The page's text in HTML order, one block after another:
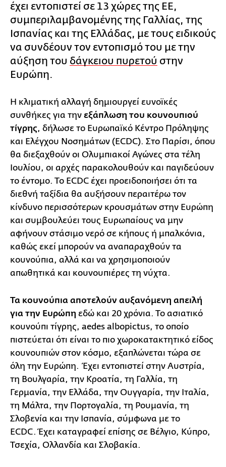
έχει εντοπιστεί σε 13 χώρες της ΕΕ,
συμπεριλαμβανομένης της Γαλλίας, της
Ισπανίας και της Ελλάδας, με τους ειδικούς
να συνδέουν τον εντοπισμό του με την
αύξηση του δάγκειου πυρετού στην
Ευρώπη.
Η κλιματική αλλαγή δημιουργεί ευνοϊκές
συνθήκες για την εξάπλωση του κουνουπιού
τίγρης, δήλωσε το Ευρωπαϊκό Κέντρο Πρόληψης
και Ελέγχου Νοσημάτων (ECDC). Στο Παρίσι, όπου
θα διεξαχθούν οι Ολυμπιακοί Αγώνες στα τέλη
Ιουλίου, οι αρχές παρακολουθούν και παγιδεύουν
το έντομο. Το ECDC έχει προειδοποιήσει ότι τα
διεθνή ταξίδια θα αυξήσουν περαιτέρω τον
κίνδυνο περισσότερων κρουσμάτων στην Ευρώπη
και συμβουλεύει τους Ευρωπαίους να μην
αφήνουν στάσιμο νερό σε κήπους ή μπαλκόνια,
καθώς εκεί μπορούν να αναπαραχθούν τα
κουνούπια, αλλά και να χρησιμοποιούν
απωθητικά και κουνουπιέρες τη νύχτα.
Τα κουνούπια αποτελούν αυξανόμενη απειλή
για την Ευρώπη εδώ και 20 χρόνια. Το ασιατικό
κουνούπι τίγρης, aedes albopictus, το οποίο
πιστεύεται ότι είναι το πιο χωροκατακτητικό είδος
κουνουπιών στον κόσμο, εξαπλώνεται τώρα σε
όλη την Ευρώπη. Έχει εντοπιστεί στην Αυστρία,
τη Βουλγαρία, την Κροατία, τη Γαλλία, τη
Γερμανία, την Ελλάδα, την Ουγγαρία, την Ιταλία,
τη Μάλτα, την Πορτογαλία, τη Ρουμανία, τη
Σλοβενία ​​και την Ισπανία, σύμφωνα με το
ECDC. Έχει καταγραφεί επίσης σε Βέλγιο, Κύπρο,
Τσεχία, Ολλανδία και Σλοβακία.